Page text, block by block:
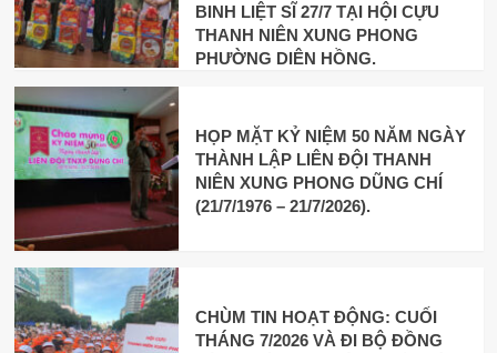
BINH LIỆT SĨ 27/7 TẠI HỘI CỰU
THANH NIÊN XUNG PHONG
PHƯỜNG DIÊN HỒNG.
HỌP MẶT KỶ NIỆM 50 NĂM NGÀY
THÀNH LẬP LIÊN ĐỘI THANH
NIÊN XUNG PHONG DŨNG CHÍ
(21/7/1976 – 21/7/2026).
CHÙM TIN HOẠT ĐỘNG: CUỐI
THÁNG 7/2026 VÀ ĐI BỘ ĐỒNG